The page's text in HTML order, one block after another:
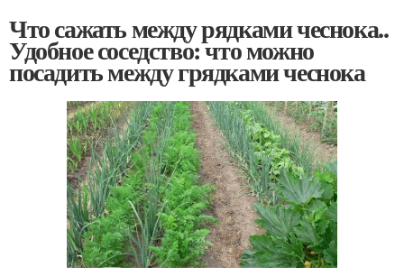
Что сажать между рядками чеснока..
Удобное соседство: что можно
посадить между грядками чеснока